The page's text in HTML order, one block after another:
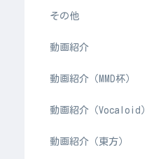
その他
動画紹介
動画紹介（MMD杯）
動画紹介（Vocaloid）
動画紹介（東方）